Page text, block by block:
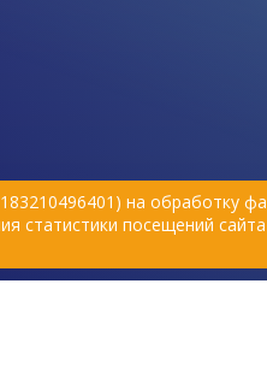
на обработку
статистики посещений